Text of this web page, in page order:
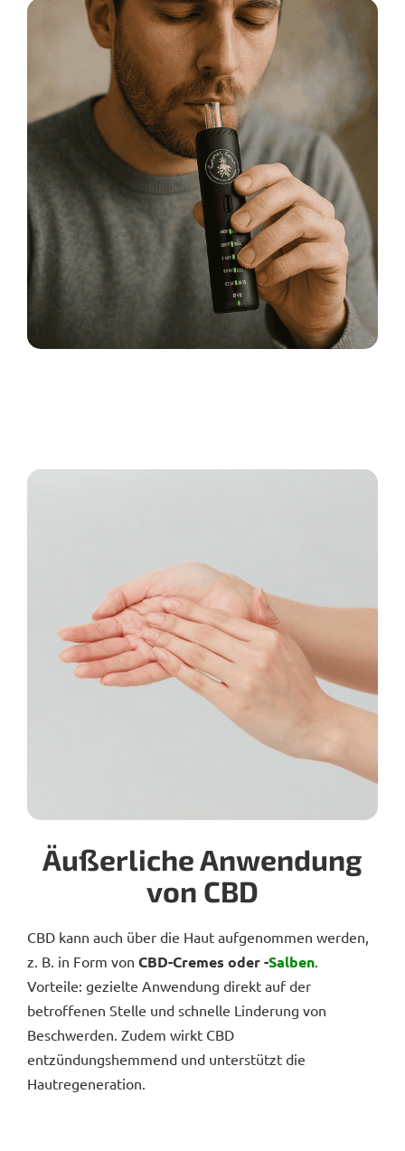
Äußerliche Anwendung
von CBD
CBD kann auch über die Haut aufgenommen werden,
z. B. in Form von CBD-Cremes oder -Salben
Vorteile: gezielte Anwendung direkt auf der
betroffenen Stelle und schnelle Linderung von
Beschwerden. Zudem wirkt CBD
entzündungshemmend und unterstützt die
Hautregeneration.